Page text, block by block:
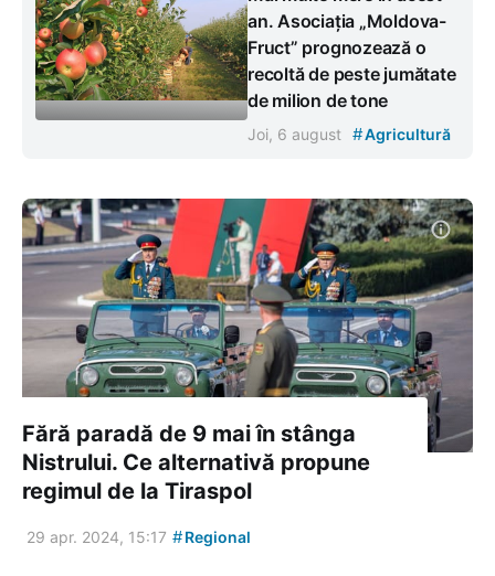
an. Asociația „Moldova-
Fruct” prognozează o
recoltă de peste jumătate
de milion de tone
Joi, 6 august #Agricultură
Fără paradă de 9 mai în stânga
Nistrului. Ce alternativă propune
regimul de la Tiraspol
29 apr. 2024, 15:17 #Regional